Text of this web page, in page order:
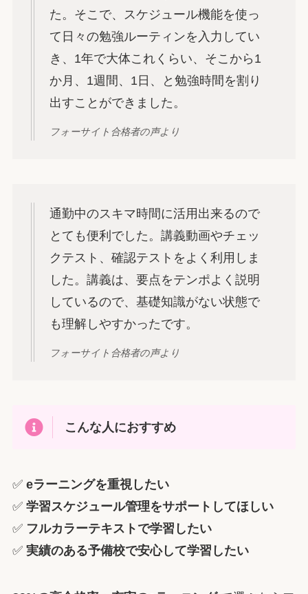
た。そこで、スケジュール機能を使っ
て日々の勉強ルーティンを入力してい
き、1年で大体これくらい、そこから1
か月、1週間、1日、と勉強時間を割り
出すことができました。
フォーサイト合格者の声より
通勤中のスキマ時間に活用出来るので
とても便利でした。講義動画やチェッ
クテスト、確認テストをよく利用しま
した。講義は、要点をテンポよく説明
しているので、基礎知識がない状態で
も理解しやすかったです。
フォーサイト合格者の声より
こんな人におすすめ
✅ eラーニングを重視したい
✅ 学習スケジュール管理をサポートしてほしい
✅ フルカラーテキストで学習したい
✅ 実績のある予備校で安心して学習したい